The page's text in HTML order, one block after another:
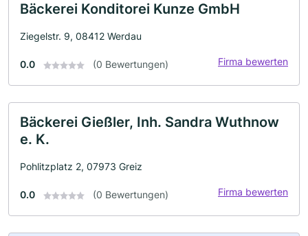
Bäckerei Konditorei Kunze GmbH
Ziegelstr. 9, 08412 Werdau
0.0 (0 Bewertungen) Firma bewerten
Bäckerei Gießler, Inh. Sandra Wuthnow
e. K.
Pohlitzplatz 2, 07973 Greiz
0.0 (0 Bewertungen) Firma bewerten